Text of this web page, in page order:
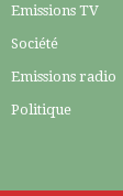
Emissions TV
Société
Emissions radio
Politique